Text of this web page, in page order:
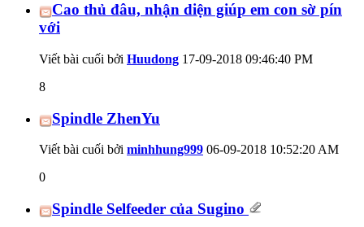
Cao thủ đâu, nhận diện giúp em con sờ pín
với
Viết bài cuối bởi Huudong 17-09-2018 09:46:40 PM
8
Spindle ZhenYu
Viết bài cuối bởi minhhung999 06-09-2018 10:52:20 AM
0
Spindle Selfeeder của Sugino